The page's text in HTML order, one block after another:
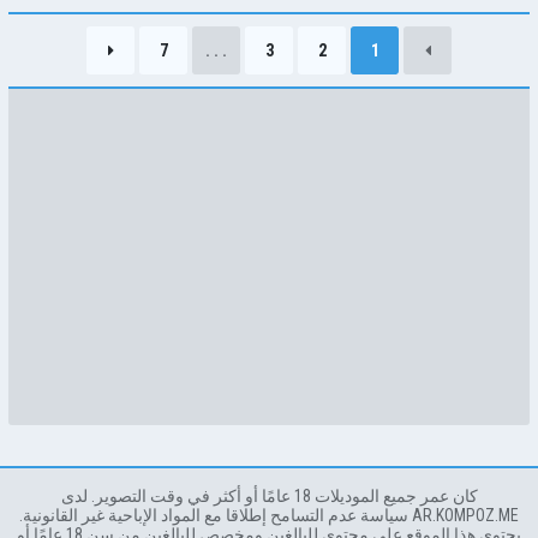
سنا
1
2
3
. . .
7
كان عمر جميع الموديلات 18 عامًا أو أكثر في وقت التصوير. لدى
AR.KOMPOZ.ME سياسة عدم التسامح إطلاقا مع المواد الإباحية غير القانونية.
يحتوي هذا الموقع على محتوى للبالغين ومخصص للبالغين من سن 18 عامًا أو